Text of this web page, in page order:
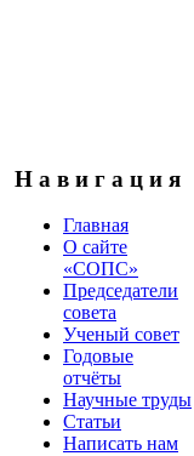
Н а в и г а ц и я
Главная
О сайте
«СОПС»
Председатели
совета
Ученый совет
Годовые
отчёты
Научные труды
Статьи
Написать нам